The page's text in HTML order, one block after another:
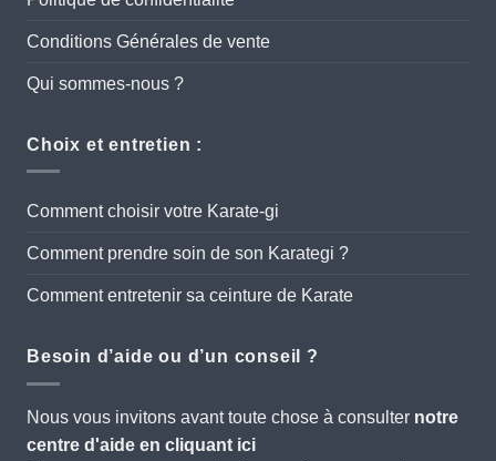
Conditions Générales de vente
Qui sommes-nous ?
Choix et entretien :
Comment choisir votre Karate-gi
Comment prendre soin de son Karategi ?
Comment entretenir sa ceinture de Karate
Besoin d’aide ou d’un conseil ?
Nous vous invitons avant toute chose à consulter notre
centre d'aide en cliquant ici